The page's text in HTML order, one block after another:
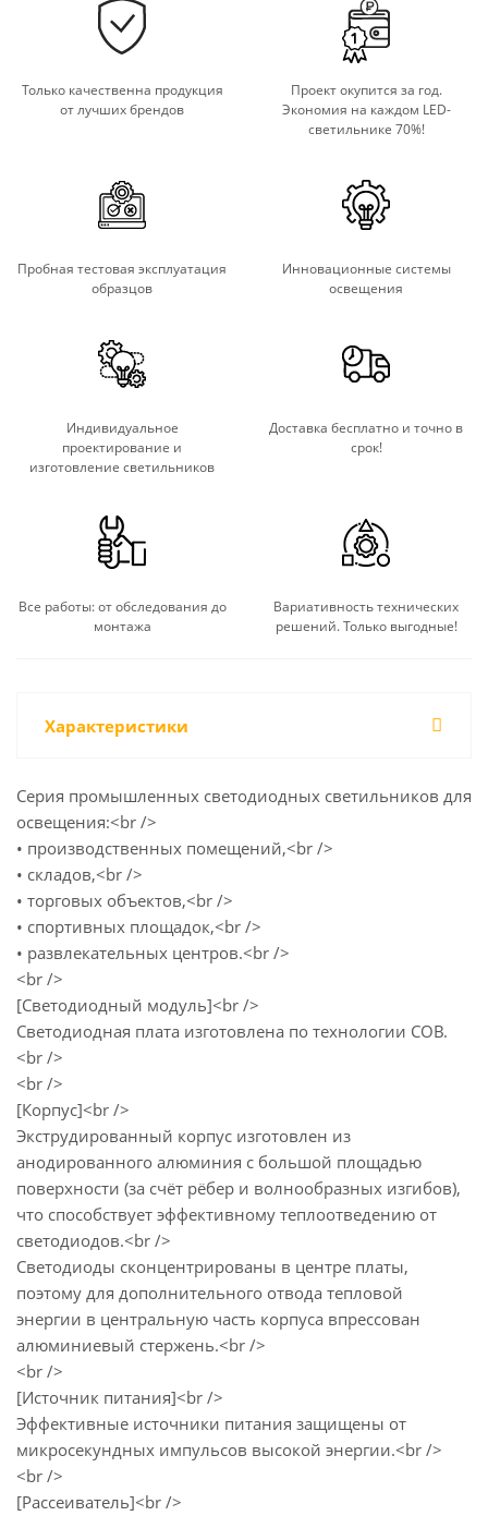
Только качественна продукция
от лучших брендов
Проект окупится за год.
Экономия на каждом LED-
светильнике 70%!
Пробная тестовая эксплуатация
образцов
Инновационные системы
освещения
Индивидуальное
проектирование и
изготовление светильников
Доставка бесплатно и точно в
срок!
Все работы: от обследования до
монтажа
Вариативность технических
решений. Только выгодные!
Характеристики
Серия промышленных светодиодных светильников для
освещения:<br />
• производственных помещений,<br />
• складов,<br />
• торговых объектов,<br />
• спортивных площадок,<br />
• развлекательных центров.<br />
<br />
[Светодиодный модуль]<br />
Светодиодная плата изготовлена по технологии COB.
<br />
<br />
[Корпус]<br />
Экструдированный корпус изготовлен из
анодированного алюминия с большой площадью
поверхности (за счёт рёбер и волнообразных изгибов),
что способствует эффективному теплоотведению от
светодиодов.<br />
Светодиоды сконцентрированы в центре платы,
поэтому для дополнительного отвода тепловой
энергии в центральную часть корпуса впрессован
алюминиевый стержень.<br />
<br />
[Источник питания]<br />
Эффективные источники питания защищены от
микросекундных импульсов высокой энергии.<br />
<br />
[Рассеиватель]<br />